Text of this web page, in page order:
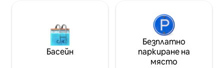
Басейн
Безплатно
паркиране на
място